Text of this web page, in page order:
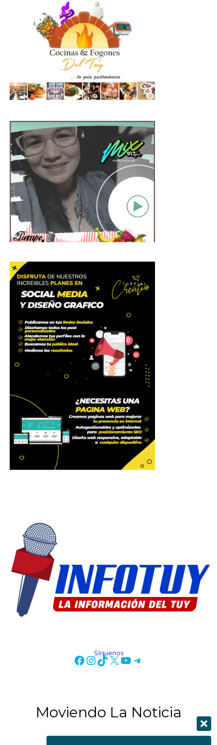
Síguenos
Moviendo La Noticia